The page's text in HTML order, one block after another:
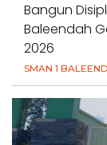
Bangun
Baleendah
2026
SMAN 1